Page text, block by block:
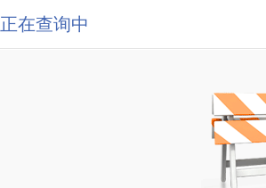
正在查询中